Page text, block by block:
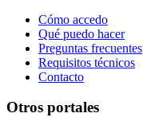
Cómo accedo
Qué puedo hacer
Preguntas frecuentes
Requisitos técnicos
Contacto
Otros portales